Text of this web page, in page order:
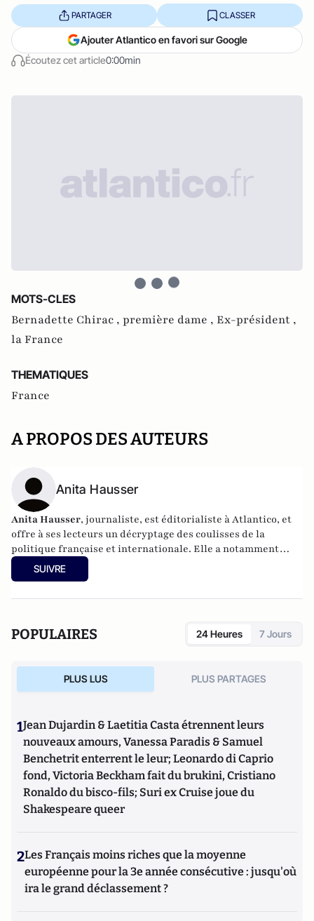
Écoutez cet article0:00min
PARTAGER CLASSER
Ajouter Atlantico en favori sur Google
MOTS-CLES
Bernadette Chirac , première dame , Ex-président ,
la France
THEMATIQUES
France
A PROPOS DES AUTEURS
Anita Hausser
Anita Hausser, journaliste, est éditorialiste à Atlantico, et
offre à ses lecteurs un décryptage des coulisses de la
politique française et internationale. Elle a notamment
publiéSarkozy, itinéraire d'une ambition
l'Archipel, 2003). Elle a également réalisé les documentaires
SUIVRE
POPULAIRES 24 Heures 7 Jours
PLUS LUS PLUS PARTAGES
1Jean Dujardin & Laetitia Casta étrennent leurs
nouveaux amours, Vanessa Paradis & Samuel
Benchetrit enterrent le leur; Leonardo di Caprio
fond, Victoria Beckham fait du brukini, Cristiano
Ronaldo du bisco-fils; Suri ex Cruise joue du
Shakespeare queer
2Les Français moins riches que la moyenne
européenne pour la 3e année consécutive : jusqu'où
ira le grand déclassement ?